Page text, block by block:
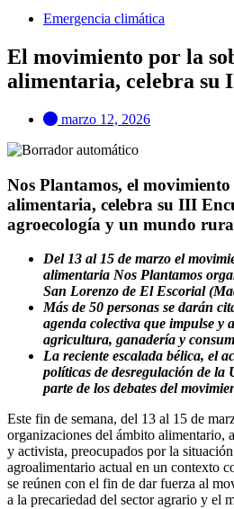
Emergencia climática
El movimiento por la
alimentaria, celebra su
marzo 12, 2026
Nos Plantamos, el
alimentaria, celebra su III
agroecología y un mundo
Del 13 al 15 de marzo el
alimentaria Nos Plantamos
San Lorenzo de El Escorial
Más de 50 personas se darán
agenda colectiva que impulse y
agricultura, ganadería y
La reciente escalada bélica, el
políticas de desregulación de
parte de los debates del
Este fin de semana, del 13 al 15 de
organizaciones del ámbito alimentario,
y activista, preocupados por la
agroalimentario actual en un contexto
se reúnen con el fin de dar fuerza al
a la precariedad del sector agrario y el